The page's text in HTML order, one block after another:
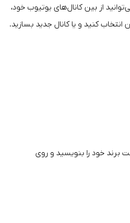
از بین کانال‌های یوتیوب خود،
انتخاب کنید و یا کانال جدید بسازید.
برند خود را بنویسید و روی